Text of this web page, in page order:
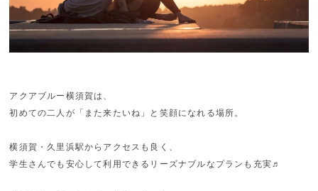
アクアブルー横須賀は、
初めての二人が「また来たいね」と笑顔になれる場所。
横須賀・久里浜駅からアクセスも良く、
学生さんでも安心して利用できるリーズナブルなプランも充実♬